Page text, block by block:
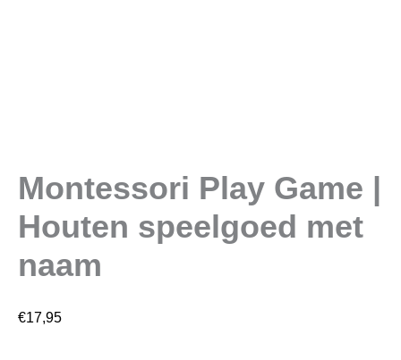
Montessori Play Game |
Houten speelgoed met
naam
€17,95